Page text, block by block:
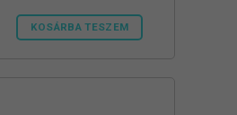
KOSÁRBA TESZEM